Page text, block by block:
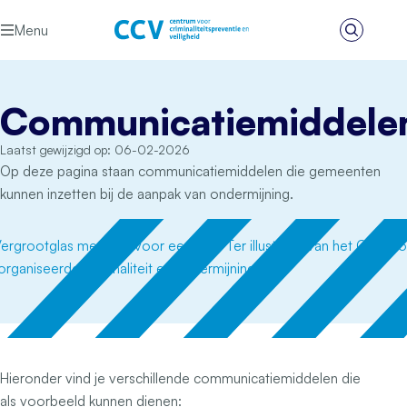
Menu
Zoeken
Laatst gewijzigd op: 06-02-2026
Op deze pagina staan communicatiemiddelen die gemeenten
kunnen inzetten bij de aanpak van ondermijning.
Hieronder vind je verschillende communicatiemiddelen die
als voorbeeld kunnen dienen: